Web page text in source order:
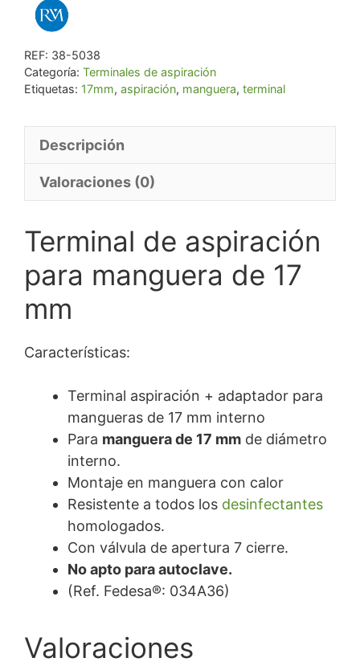
cantidad
REF: 38-5038
Categoría: Terminales de aspiración
Etiquetas: 17mm, aspiración, manguera, terminal
Descripción
Valoraciones (0)
Terminal de aspiración
para manguera de 17
mm
Características:
Terminal aspiración + adaptador para
mangueras de 17 mm interno
Para manguera de 17 mm de diámetro
interno.
Montaje en manguera con calor
Resistente a todos los desinfectantes
homologados.
Con válvula de apertura 7 cierre.
No apto para autoclave.
(Ref. Fedesa®: 034A36)
Valoraciones